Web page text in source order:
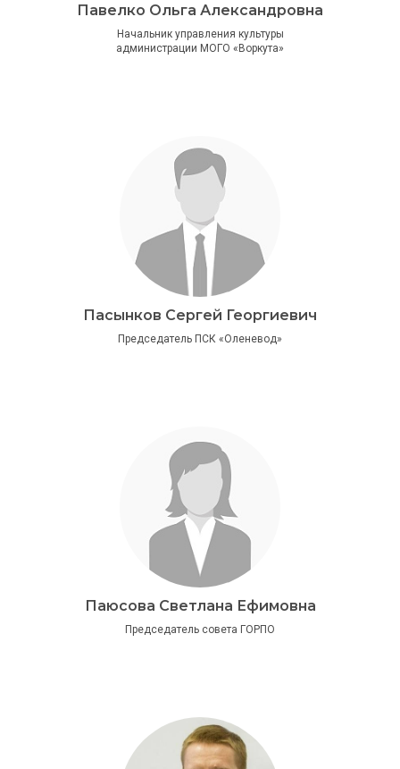
Павелко Ольга Александровна
Начальник управления культуры
администрации МОГО «Воркута»
Пасынков Сергей Георгиевич
Председатель ПСК «Оленевод»
Паюсова Светлана Ефимовна
Председатель совета ГОРПО